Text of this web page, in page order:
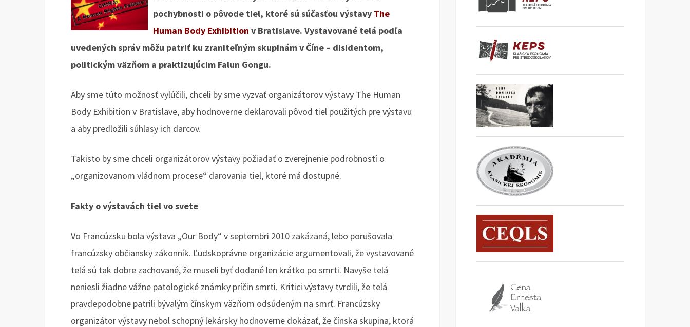
pochybnosti o pôvode tiel, ktoré sú súčasťou výstavy The
Human Body Exhibition v Bratislave. Vystavované telá podľa
uvedených správ môžu patriť ku zraniteľným skupinám v Číne – disidentom,
politickým väzňom a praktizujúcim Falun Gongu.
Aby sme túto možnosť vylúčili, chceli by sme vyzvať organizátorov výstavy The Human
Body Exhibition v Bratislave, aby hodnoverne deklarovali pôvod tiel použitých pre výstavu
a aby predložili súhlasy ich darcov.
Takisto by sme chceli organizátorov výstavy požiadať o zverejnenie podrobností o
„organizovanom vládnom procese“ darovania tiel, ktoré má dostupné.
Fakty o výstavách tiel vo svete
Vo Francúzsku bola výstava „Our Body“ v septembri 2010 zakázaná, lebo porušovala
francúzsky občiansky zákonník. Ľudskoprávne organizácie argumentovali, že vystavované
telá sú tak dobre zachované, že museli byť dodané len krátko po smrti. Navyše telá
neniesli žiadne vážne patologické známky príčin smrti. Kritici výstavy tvrdili, že telá
pravdepodobne patrili bývalým čínskym väzňom odsúdeným na smrť. Francúzsky
organizátor výstavy nebol schopný lekársky hodnoverne dokázať, že čínska skupina, ktorá